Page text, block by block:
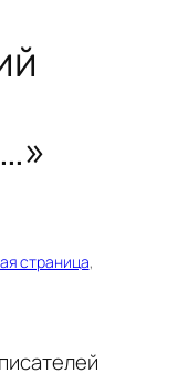
страница